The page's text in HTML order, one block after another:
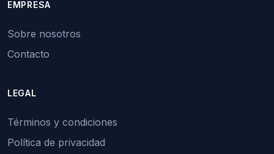
EMPRESA
Sobre nosotros
Contacto
LEGAL
Términos y condiciones
Política de privacidad